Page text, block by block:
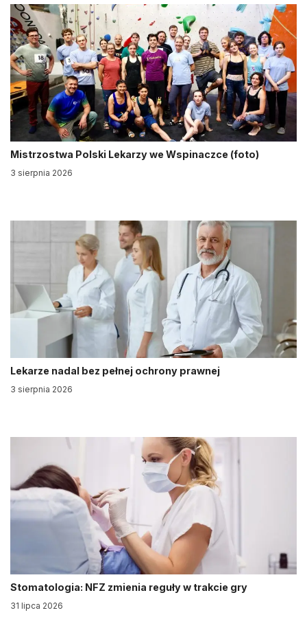
Mistrzostwa Polski Lekarzy we Wspinaczce (foto)
3 sierpnia 2026
Lekarze nadal bez pełnej ochrony prawnej
3 sierpnia 2026
Stomatologia: NFZ zmienia reguły w trakcie gry
31 lipca 2026